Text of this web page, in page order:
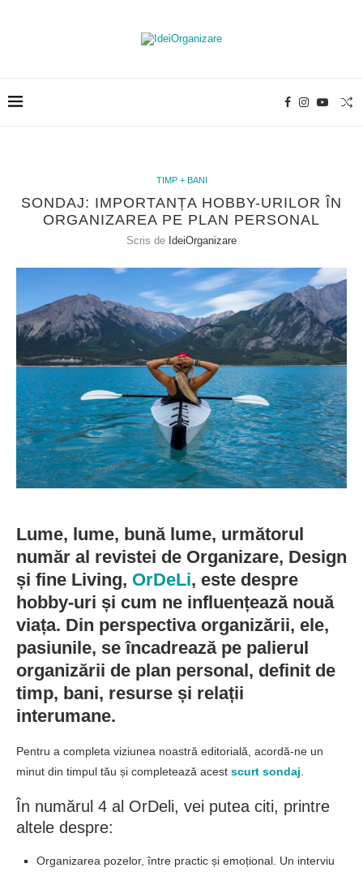
TIMP + BANI
SONDAJ: IMPORTANȚA HOBBY-URILOR ÎN
ORGANIZAREA PE PLAN PERSONAL
Scris de IdeiOrganizare
Lume, lume, bună lume, următorul
număr al revistei de Organizare, Design
și fine Living, OrDeLi, este despre
hobby-uri și cum ne influențează nouă
viața. Din perspectiva organizării, ele,
pasiunile, se încadrează pe palierul
organizării de plan personal, definit de
timp, bani, resurse și relații
interumane.
Pentru a completa viziunea noastră editorială, acordă-ne un
minut din timpul tău și completează acest scurt sondaj
În numărul 4 al OrDeli, vei putea citi, printre
altele despre:
Organizarea pozelor, între practic și emoțional. Un interviu